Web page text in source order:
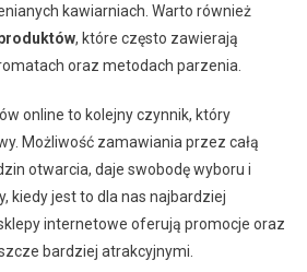
kawiarniach. Warto również
, które często zawierają
oraz metodach parzenia.
online to kolejny czynnik, który
Możliwość zamawiania przez całą
otwarcia, daje swobodę wyboru i
kiedy jest to dla nas najbardziej
internetowe oferują promocje oraz
bardziej atrakcyjnymi.